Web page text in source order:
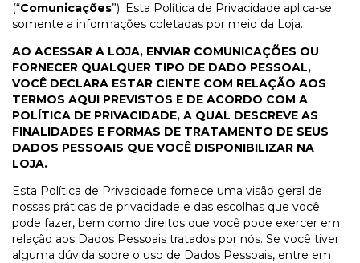
(“Comunicações”). Esta Política de Privacidade aplica-se
somente a informações coletadas por meio da Loja.
AO ACESSAR A LOJA, ENVIAR COMUNICAÇÕES OU
FORNECER QUALQUER TIPO DE DADO PESSOAL,
VOCÊ DECLARA ESTAR CIENTE COM RELAÇÃO AOS
TERMOS AQUI PREVISTOS E DE ACORDO COM A
POLÍTICA DE PRIVACIDADE, A QUAL DESCREVE AS
FINALIDADES E FORMAS DE TRATAMENTO DE SEUS
DADOS PESSOAIS QUE VOCÊ DISPONIBILIZAR NA
LOJA.
Esta Política de Privacidade fornece uma visão geral de
nossas práticas de privacidade e das escolhas que você
pode fazer, bem como direitos que você pode exercer em
relação aos Dados Pessoais tratados por nós. Se você tiver
alguma dúvida sobre o uso de Dados Pessoais, entre em